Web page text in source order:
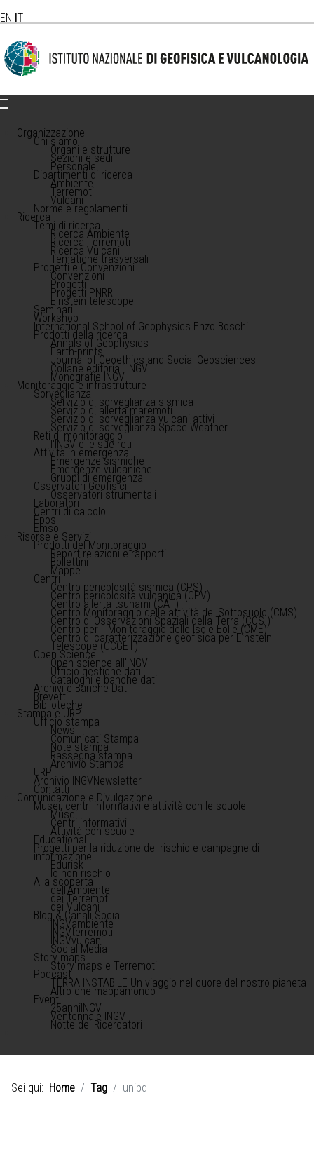
EN IT
Organizzazione
Chi siamo
Organi e strutture
Sezioni e sedi
Personale
Dipartimenti di ricerca
Ambiente
Terremoti
Vulcani
Norme e regolamenti
Ricerca
Temi di ricerca
Ricerca Ambiente
Ricerca Terremoti
Ricerca Vulcani
Tematiche trasversali
Progetti e Convenzioni
Convenzioni
Progetti
Progetti PNRR
Einstein telescope
Seminari
Workshop
International School of Geophysics Enzo Boschi
Prodotti della ricerca
Annals of Geophysics
Earth-prints
Journal of Geoethics and Social Geosciences
Collane editoriali INGV
Monografie INGV
Monitoraggio e infrastrutture
Sorveglianza
Servizio di sorveglianza sismica
Servizio di allerta maremoti
Servizio di sorveglianza vulcani attivi
Servizio di sorveglianza Space Weather
Reti di monitoraggio
l'INGV e le sue reti
Attività in emergenza
Emergenze sismiche
Emergenze vulcaniche
Gruppi di emergenza
Osservatori Geofisici
Osservatori strumentali
Laboratori
Centri di calcolo
Epos
Emso
Risorse e Servizi
Prodotti del Monitoraggio
Report relazioni e rapporti
Bollettini
Mappe
Centri
Centro pericolosità sismica (CPS)
Centro pericolosità vulcanica (CPV)
Centro allerta tsunami (CAT)
Centro Monitoraggio delle attività del Sottosuolo (CMS)
Centro di Osservazioni Spaziali della Terra (COS )
Centro per il Monitoraggio delle Isole Eolie (CME)
Centro di caratterizzazione geofisica per Einstein
Telescope (CCGET)
Open Science
Open science all'INGV
Ufficio gestione dati
Cataloghi e banche dati
Archivi e Banche Dati
Brevetti
Biblioteche
Stampa e URP
Ufficio stampa
News
Comunicati Stampa
Note stampa
Rassegna stampa
Archivio Stampa
URP
Archivio INGVNewsletter
Contatti
Comunicazione e Divulgazione
Musei, centri informativi e attività con le scuole
Musei
Centri informativi
Attività con scuole
Educational
Progetti per la riduzione del rischio e campagne di
informazione
Edurisk
Io non rischio
Alla scoperta
dell'Ambiente
dei Terremoti
dei Vulcani
Blog & Canali Social
INGVambiente
INGVterremoti
INGVvulcani
Social Media
Story maps
Story maps e Terremoti
Podcast
TERRA INSTABILE Un viaggio nel cuore del nostro pianeta
Altro che mappamondo
Eventi
25anniINGV
Ventennale INGV
Notte dei Ricercatori
Sei qui: Home Tag unipd